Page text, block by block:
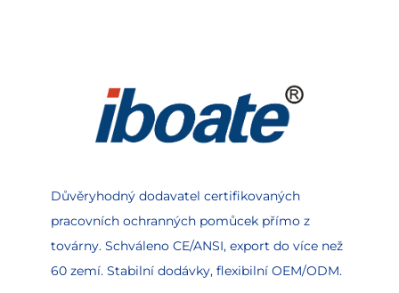
Důvěryhodný dodavatel certifikovaných
pracovních ochranných pomůcek přímo z
továrny. Schváleno CE/ANSI, export do více než
60 zemí. Stabilní dodávky, flexibilní OEM/ODM.